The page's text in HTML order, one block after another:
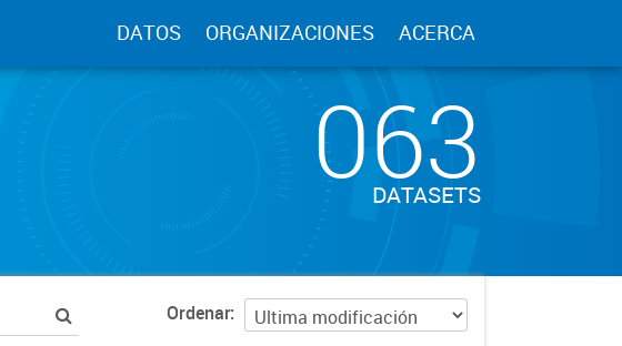
DATOS ORGANIZACIONES ACERCA
063
DATASETS
Ordenar